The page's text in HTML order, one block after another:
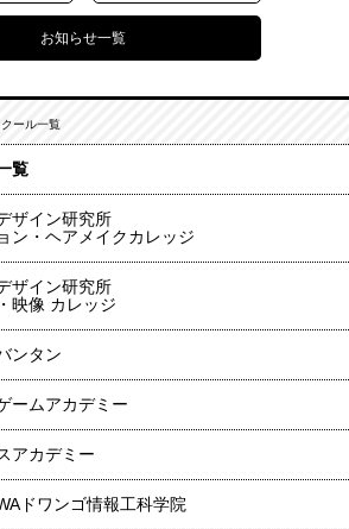
お知らせ一覧
クール一覧
覧
ザイン研究所
ン・ヘアメイクカレッジ
ザイン研究所
映像 カレッジ
ンタン
ームアカデミー
アカデミー
ドワンゴ情報工科学院